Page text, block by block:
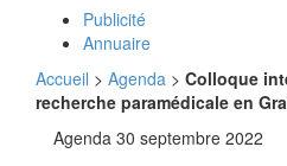
Publicité
Annuaire
Accueil > Agenda > Colloque
recherche paramédicale en
Agenda 30 septembre 2022